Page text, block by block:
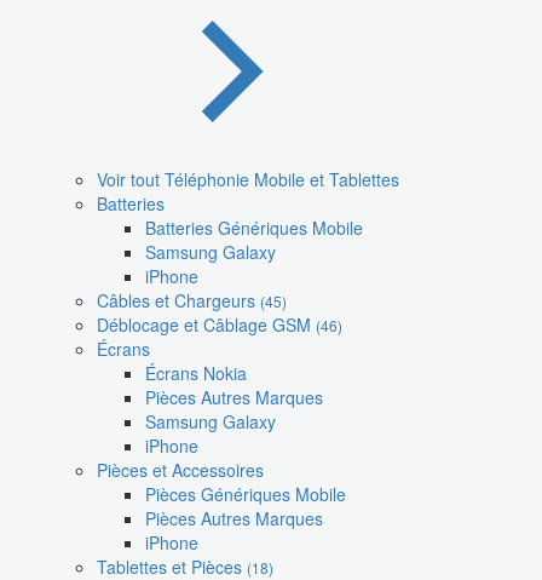
Voir tout Téléphonie Mobile et Tablettes
Batteries
Batteries Génériques Mobile
Samsung Galaxy
iPhone
Câbles et Chargeurs (45)
Déblocage et Câblage GSM (46)
Écrans
Écrans Nokia
Pièces Autres Marques
Samsung Galaxy
iPhone
Pièces et Accessoires
Pièces Génériques Mobile
Pièces Autres Marques
iPhone
Tablettes et Pièces (18)